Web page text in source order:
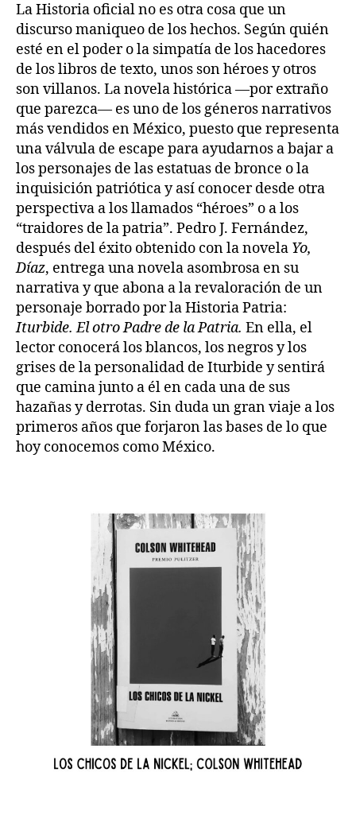
La Historia oficial no es otra cosa que un
discurso maniqueo de los hechos. Según quién
esté en el poder o la simpatía de los hacedores
de los libros de texto, unos son héroes y otros
son villanos. La novela histórica —por extraño
que parezca— es uno de los géneros narrativos
más vendidos en México, puesto que representa
una válvula de escape para ayudarnos a bajar a
los personajes de las estatuas de bronce o la
inquisición patriótica y así conocer desde otra
perspectiva a los llamados “héroes” o a los
“traidores de la patria”. Pedro J. Fernández,
después del éxito obtenido con la novela Yo,
Díaz, entrega una novela asombrosa en su
narrativa y que abona a la revaloración de un
personaje borrado por la Historia Patria:
Iturbide. El otro Padre de la Patria. En ella, el
lector conocerá los blancos, los negros y los
grises de la personalidad de Iturbide y sentirá
que camina junto a él en cada una de sus
hazañas y derrotas. Sin duda un gran viaje a los
primeros años que forjaron las bases de lo que
hoy conocemos como México.